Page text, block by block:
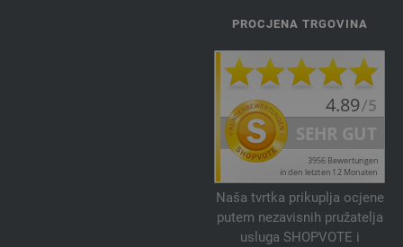
PROCJENA TRGOVINA
Naša tvrtka prikuplja ocjene
putem nezavisnih pružatelja
usluga SHOPVOTE i